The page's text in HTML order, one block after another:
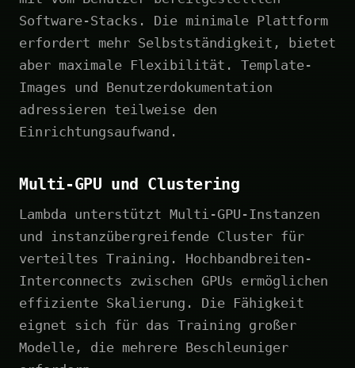
Software-Stacks. Die minimale Plattform
erfordert mehr Selbstständigkeit, bietet
aber maximale Flexibilität. Template-
Images und Benutzerdokumentation
adressieren teilweise den
Einrichtungsaufwand.
Multi-GPU und Clustering
Lambda unterstützt Multi-GPU-Instanzen
und instanzübergreifende Cluster für
verteiltes Training. Hochbandbreiten-
Interconnects zwischen GPUs ermöglichen
effiziente Skalierung. Die Fähigkeit
eignet sich für das Training großer
Modelle, die mehrere Beschleuniger